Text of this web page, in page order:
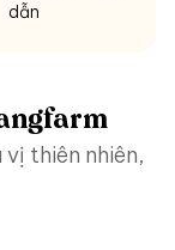
dẫn
thiên nhiên,